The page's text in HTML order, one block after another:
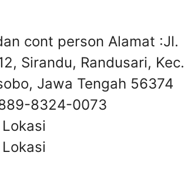
cont person Alamat :Jl.
Sirandu, Randusari, Kec.
Jawa Tengah 56374
8324-0073